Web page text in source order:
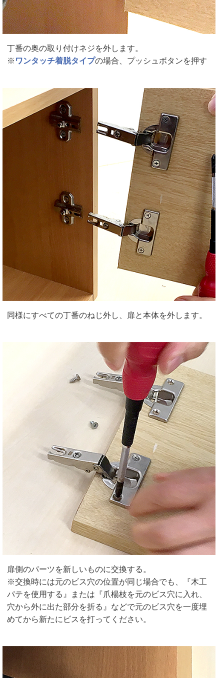
丁番の奥の取り付けネジを外します。
※ ワンタッチ着脱タイプの場合、プッシュボタンを押す
同様にすべての丁番のねじ外し、扉と本体を外します。
扉側のパーツを新しいものに交換する。
※交換時には元のビス穴の位置が同じ場合でも、『木工
パテを使用する』または『爪楊枝を元のビス穴に入れ、
穴から外に出た部分を折る』などで元のビス穴を一度埋
めてから新たにビスを打ってください。